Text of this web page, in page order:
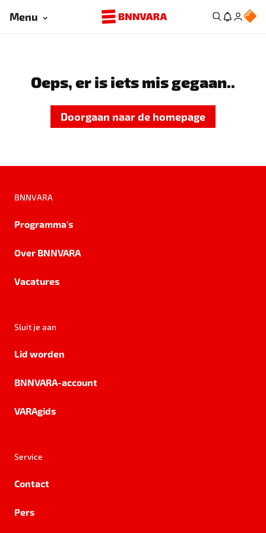
Menu
Oeps, er is iets mis gegaan..
Doorgaan naar de homepage
BNNVARA
Programma's
Over BNNVARA
Vacatures
Sluit je aan
Lid worden
BNNVARA-account
VARAgids
Service
Contact
Pers